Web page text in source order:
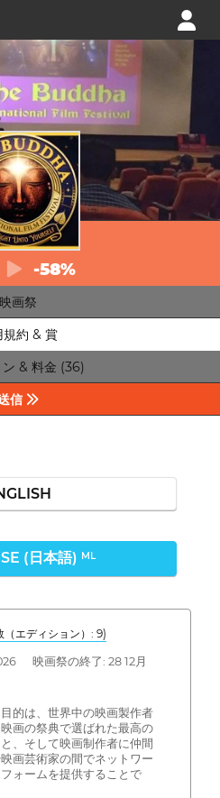
-58%
映画祭
規約 & 賞
ン & 料金 (36)
信
(日本語) ML
（エディション）: 9)
映画祭の終了: 28 12月
的は、世界中の映画製作者
画の祭典で選ばれた最高の
、そして映画制作者に仲間
画芸術家の間でネットワー
ォームを提供することで